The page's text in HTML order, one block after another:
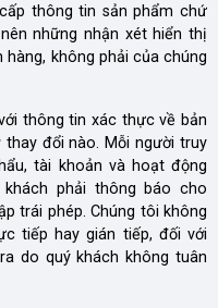
thông tin sản phẩm chứ
những nhận xét hiển thị
không phải của chúng
thông tin xác thực về bản
đổi nào. Mỗi người truy
tài khoản và hoạt động
phải thông báo cho
trái phép. Chúng tôi không
tiếp hay gián tiếp, đối với
do quý khách không tuân